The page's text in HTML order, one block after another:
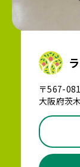
〒567-
大阪府茨